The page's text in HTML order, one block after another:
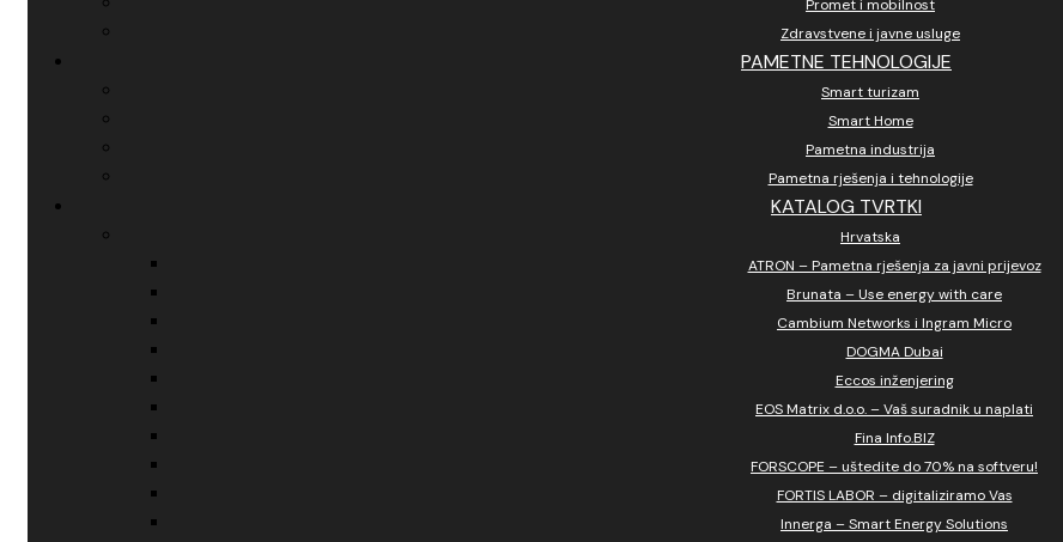
Promet i mobilnost
Zdravstvene i javne usluge
PAMETNE TEHNOLOGIJE
Smart turizam
Smart Home
Pametna industrija
Pametna rješenja i tehnologije
KATALOG TVRTKI
Hrvatska
ATRON – Pametna rješenja za javni prijevoz
Brunata – Use energy with care
Cambium Networks i Ingram Micro
DOGMA Dubai
Eccos inženjering
EOS Matrix d.o.o. – Vaš suradnik u naplati
Fina Info.BIZ
FORSCOPE – uštedite do 70% na softveru!
FORTIS LABOR – digitaliziramo Vas
Innerga – Smart Energy Solutions